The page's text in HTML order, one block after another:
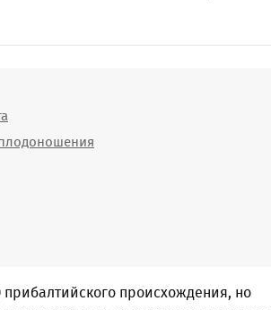
происхождения, но